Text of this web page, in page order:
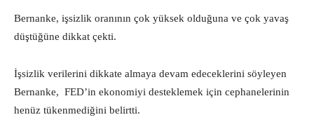
Bernanke, işsizlik oranının çok yüksek olduğuna ve çok yavaş
düştüğüne dikkat çekti.
İşsizlik verilerini dikkate almaya devam edeceklerini söyleyen
Bernanke, FED’in ekonomiyi desteklemek için cephanelerinin
henüz tükenmediğini belirtti.